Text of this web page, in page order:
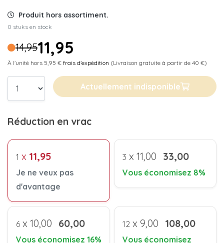
Produit hors assortiment.
0 stuks en stock
14,9511,95
À l'unité hors 5,95 € frais d'expédition (Livraison gratuite à partir de 40 €)
Actuellement indisponible
Réduction en vrac
1 x 11,95
Je ne veux pas
d'avantage
3 x 11,00 33,00
Vous économisez 8%
6 x 10,00 60,00
Vous économisez 16%
12 x 9,00 108,00
Vous économisez